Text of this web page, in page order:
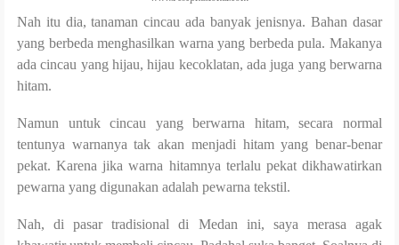
Nah itu dia, tanaman cincau ada banyak jenisnya. Bahan dasar
yang berbeda menghasilkan warna yang berbeda pula. Makanya
ada cincau yang hijau, hijau kecoklatan, ada juga yang berwarna
hitam.
Namun untuk cincau yang berwarna hitam, secara normal
tentunya warnanya tak akan menjadi hitam yang benar-benar
pekat. Karena jika warna hitamnya terlalu pekat dikhawatirkan
pewarna yang digunakan adalah pewarna tekstil.
Nah, di pasar tradisional di Medan ini, saya merasa agak